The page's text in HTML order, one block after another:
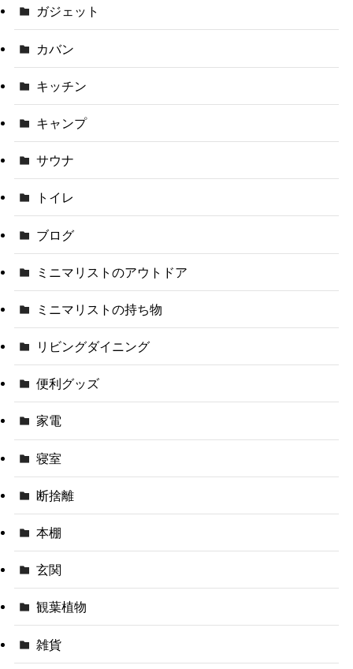
ガジェット
カバン
キッチン
キャンプ
サウナ
トイレ
ブログ
ミニマリストのアウトドア
ミニマリストの持ち物
リビングダイニング
便利グッズ
家電
寝室
断捨離
本棚
玄関
観葉植物
雑貨